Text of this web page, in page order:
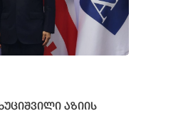
აზიის